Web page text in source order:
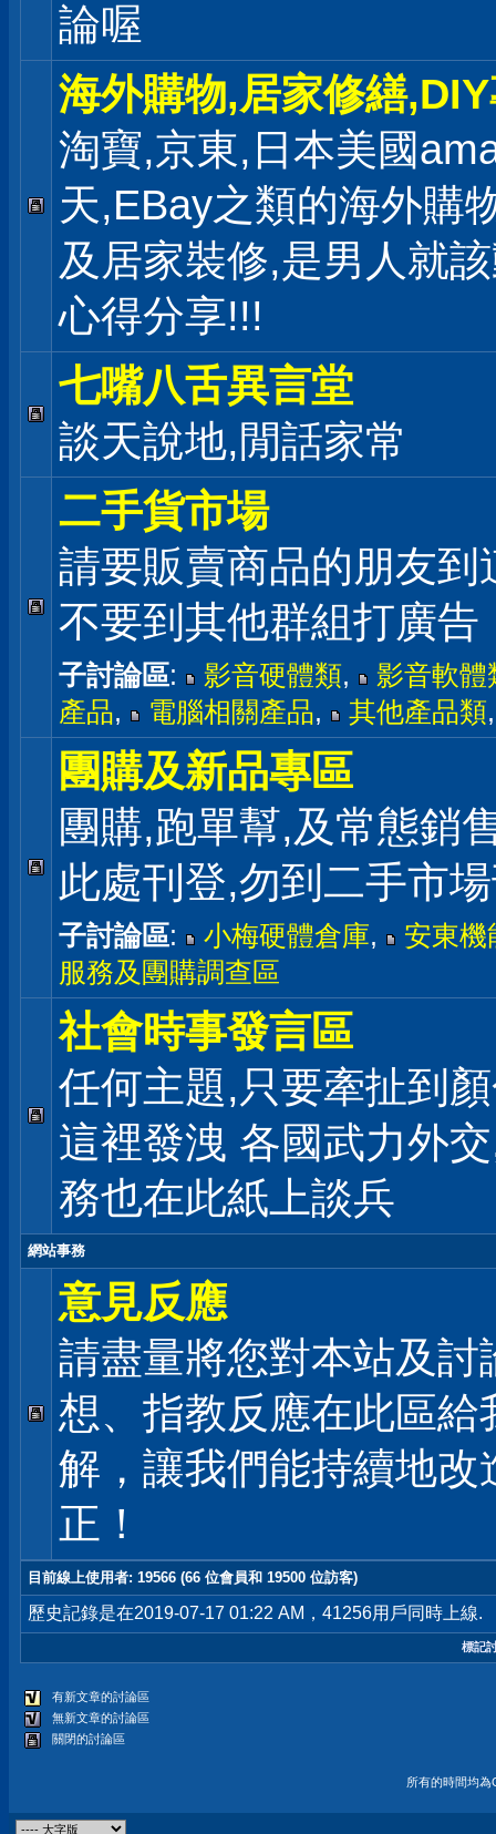
論喔
海外購物,居家修繕
淘寶,京東,日本美國
天,EBay之類的海外購
及居家裝修,是男人就
心得分享!!!
七嘴八舌異言堂
談天說地,閒話家常
二手貨市場
請要販賣商品的朋友到
不要到其他群組打廣告
子討論區: 影音硬體類,
影音軟體
產品, 電腦相關產品, 其他產品類
團購及新品專區
團購,跑單幫,及常態銷
此處刊登,勿到二手市
子討論區: 小梅硬體倉庫,
安東機
服務及團購調查區
社會時事發言區
任何主題,只要牽扯到
這裡發洩 各國武力外
務也在此紙上談兵
網站事務
意見反應
請盡量將您對本站及討
想、指教反應在此區給
解，讓我們能持續地改
正！
目前線上使用者: 19566 (66 位會員和 19500 位訪客)
歷史記錄是在2019-07-17 01:22 AM，41256用戶同時上線.
標記
有新文章的討論區
無新文章的討論區
關閉的討論區
所有的時間均為